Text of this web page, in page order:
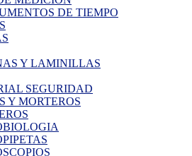
DE TIEMPO
Y LAMINILLAS
SEGURIDAD
Y MORTEROS